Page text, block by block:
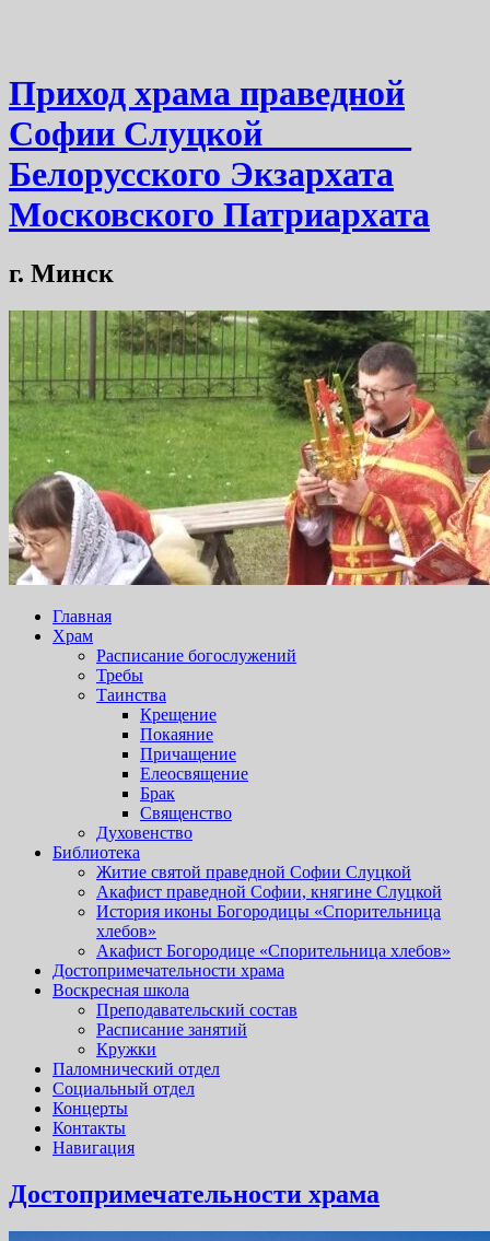
Приход храма праведной
Софии Слуцкой ________
Белорусского Экзархата
Московского Патриархата
г. Минск
Главная
Храм
Расписание богослужений
Требы
Таинства
Крещение
Покаяние
Причащение
Елеосвящение
Брак
Священство
Духовенство
Библиотека
Житие святой праведной Софии Слуцкой
Акафист праведной Софии, княгине Слуцкой
История иконы Богородицы «Спорительница
хлебов»
Акафист Богородице «Спорительница хлебов»
Достопримечательности храма
Воскресная школа
Преподавательский состав
Расписание занятий
Кружки
Паломнический отдел
Социальный отдел
Концерты
Контакты
Навигация
Достопримечательности храма